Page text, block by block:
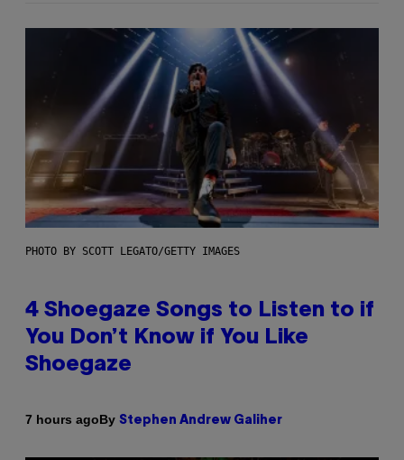
PHOTO BY SCOTT LEGATO/GETTY IMAGES
4 Shoegaze Songs to Listen to if
You Don’t Know if You Like
Shoegaze
7 hours agoBy Stephen Andrew Galiher